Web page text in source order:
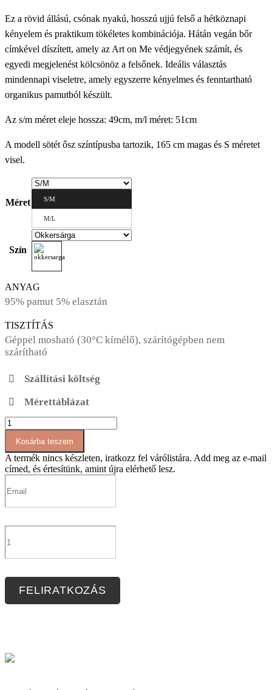
was:
28900 Ft.
is:
23120 Ft.
Ez a rövid állású, csónak nyakú, hosszú ujjú felső a hétköznapi
kényelem és praktikum tökéletes kombinációja. Hátán vegán bőr
címkével díszített, amely az Art on Me védjegyének számít, és
egyedi megjelenést kölcsönöz a felsőnek. Ideális választás
mindennapi viseletre, amely egyszerre kényelmes és fenntartható
organikus pamutból készült.
Az s/m méret eleje hossza: 49cm, m/l méret: 51cm
A modell sötét ősz színtípusba tartozik, 165 cm magas és S méretet
visel.
Méret S/M
M/L
Szín
ANYAG
95% pamut 5% elasztán
TISZTÍTÁS
Géppel mosható (30°C kímélő), szárítógépben nem
szárítható
Szállítási költség
Mérettáblázat
AT070
rövid
állású
felső
mennyiség
Kosárba teszem
A termék nincs készleten, iratkozz fel várólistára. Add meg az e-mail
címed, és értesítünk, amint újra elérhető lesz.
FELIRATKOZÁS